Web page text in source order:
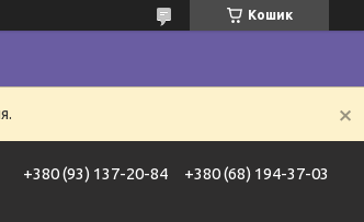
Кошик
+380 (93) 137-20-84 +380 (68) 194-37-03